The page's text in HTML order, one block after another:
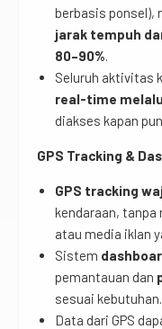
berbasis ponsel),
jarak tempuh
80–90%.
Seluruh aktivitas
real-time
diakses kapan
GPS Tracking &
GPS tracking
kendaraan, tanpa
atau media iklan
Sistem
pemantauan dan
sesuai kebutuhan.
Data dari GPS